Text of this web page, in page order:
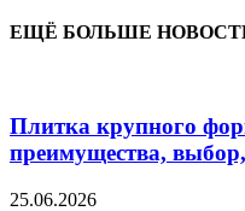
ЕЩЁ БОЛЬШЕ
Плитка крупного
преимущества,
25.06.2026